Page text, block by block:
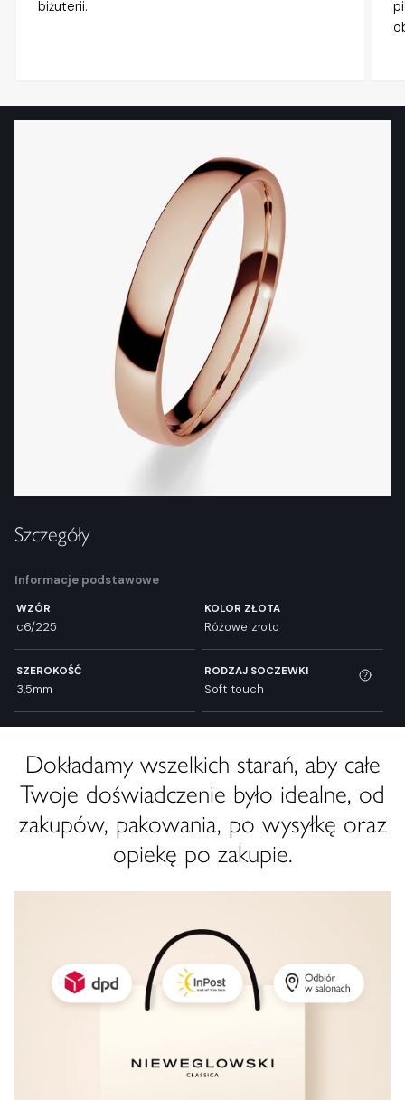
biżuterii.
Szczegóły
Informacje podstawowe
WZÓR
c6/225
KOLOR ZŁOTA
Różowe złoto
SZEROKOŚĆ
3,5mm
RODZAJ SOCZEWKI
Soft touch
Dokładamy wszelkich starań, aby całe
Twoje doświadczenie było idealne, od
zakupów, pakowania, po wysyłkę oraz
opiekę po zakupie.